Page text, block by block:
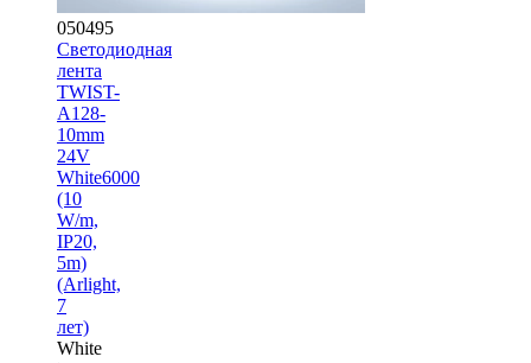
050495
Светодиодная
лента
TWIST-
A128-
10mm
24V
White6000
(10
W/m,
IP20,
5m)
(Arlight,
7
лет)
White